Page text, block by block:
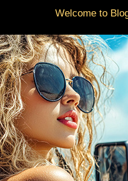
Welcome to